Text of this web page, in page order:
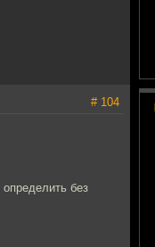
# 104
без